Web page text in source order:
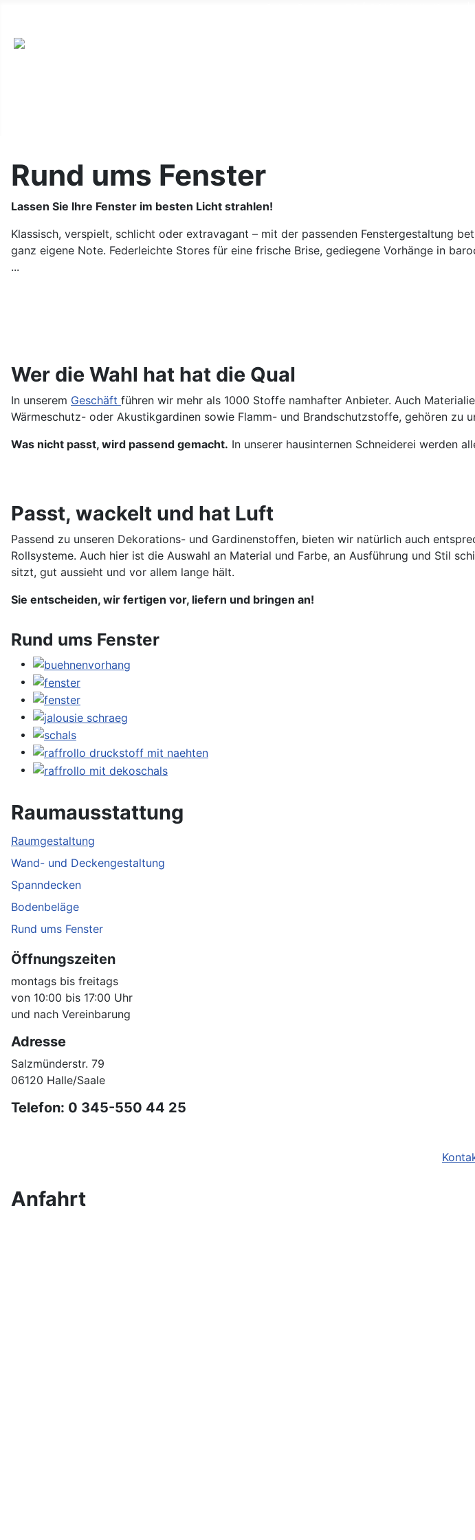
Raumausstattung
Raumgestaltung
Wand- und Deckengestaltung
Spanndecken
Bodenbeläge
Rund ums Fenster
Öffnungszeiten
montags bis freitags
von 10:00 bis 17:00 Uhr
und nach Vereinbarung
Adresse
Salzmünderstr. 79
06120 Halle/Saale
Telefon: 0 345-550 44 25
Anfahrt
Rund ums Fenster
Lassen Sie Ihre Fenster im besten Licht strahlen!
Klassisch, verspielt, schlicht oder extravagant – mit der passenden Fenstergestaltung
ganz eigene Note. Federleichte Stores für eine frische Brise, gediegene Vorhänge in
...
Wer die Wahl hat hat die Qual
In unserem Geschäft führen wir mehr als 1000 Stoffe namhafter Anbieter. Auch
Wärmeschutz- oder Akustikgardinen sowie Flamm- und Brandschutzstoffe, gehören zu
Was nicht passt, wird passend gemacht. In unserer hausinternen Schneiderei werden
Passt, wackelt und hat Luft
Passend zu unseren Dekorations- und Gardinenstoffen, bieten wir natürlich auch
Rollsysteme. Auch hier ist die Auswahl an Material und Farbe, an Ausführung und Stil
sitzt, gut aussieht und vor allem lange hält.
Sie entscheiden, wir fertigen vor, liefern und bringen an!
Rund ums Fenster